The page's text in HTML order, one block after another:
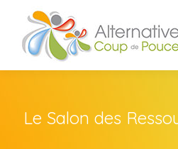
Le Salon des